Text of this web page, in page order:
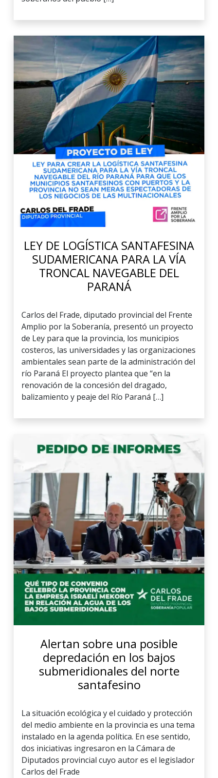
LEY DE LOGÍSTICA SANTAFESINA
SUDAMERICANA PARA LA VÍA
TRONCAL NAVEGABLE DEL
PARANÁ
Carlos del Frade, diputado provincial del Frente
Amplio por la Soberanía, presentó un proyecto
de Ley para que la provincia, los municipios
costeros, las universidades y las organizaciones
ambientales sean parte de la administración del
río Paraná El proyecto plantea que “en la
renovación de la concesión del dragado,
balizamiento y peaje del Río Paraná […]
Alertan sobre una posible
depredación en los bajos
submeridionales del norte
santafesino
La situación ecológica y el cuidado y protección
del medio ambiente en la provincia es una tema
instalado en la agenda política. En ese sentido,
dos iniciativas ingresaron en la Cámara de
Diputados provincial cuyo autor es el legislador
Carlos del Frade